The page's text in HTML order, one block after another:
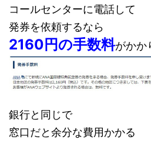
コールセンターに電話して
発券を依頼するなら
2160円の手数料がかか
銀行と同じで
窓口だと余分な費用かかる